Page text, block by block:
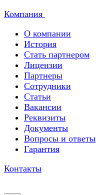
Компания
О компании
История
Стать партнером
Лицензии
Партнеры
Сотрудники
Статьи
Вакансии
Реквизиты
Документы
Вопросы и ответы
Гарантия
Контакты